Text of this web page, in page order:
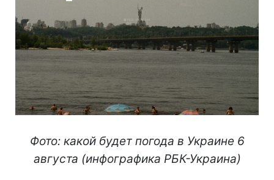
Фото: какой будет погода в Украине 6
августа (инфографика РБК-Украина)